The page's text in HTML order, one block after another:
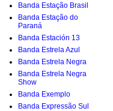
Banda Estação Brasil
Banda Estação do
Paraná
Banda Estación 13
Banda Estrela Azul
Banda Estrela Negra
Banda Estrela Negra
Show
Banda Exemplo
Banda Expressão Sul